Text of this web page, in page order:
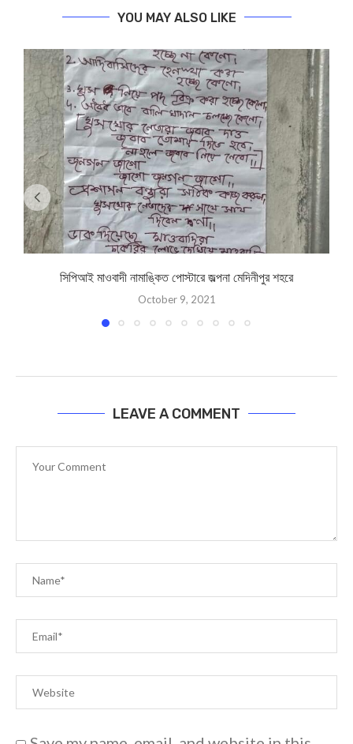
YOU MAY ALSO LIKE
সিপিআই মাওবাদী নামাঙ্কিত পোস্টারে জল্পনা মেদিনীপুর শহরে
October 9, 2021
LEAVE A COMMENT